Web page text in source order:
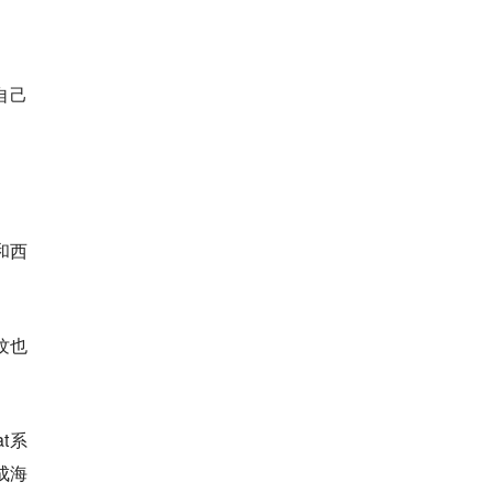
己
西
也
系
海